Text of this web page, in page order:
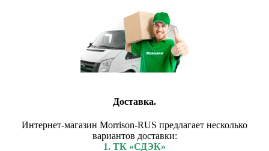
Доставка.
Интернет-магазин Morrison-RUS предлагает несколько
вариантов доставки:
1. ТК «СДЭК»